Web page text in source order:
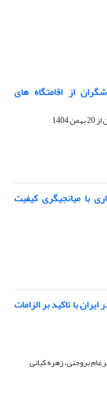
از اقامتگاه های
از20 بهمن 1404
با میانجیگری کیفیت
با تاکید بر الزامات
بروجنی، زهره کیانی